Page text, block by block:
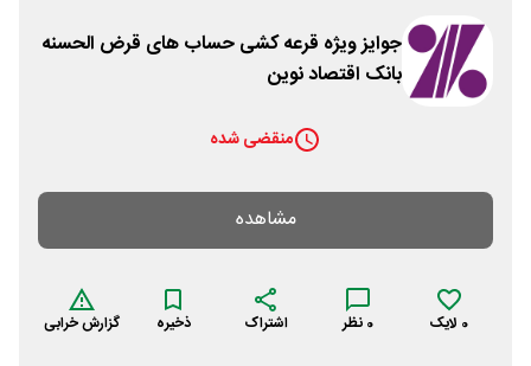
جوایز ویژه قرعه کشی حساب های قرض الحسنه
بانک اقتصاد نوین
منقضی شده
مشاهده
0 لایک 0 نظر اشتراک ذخیره گزارش خرابی